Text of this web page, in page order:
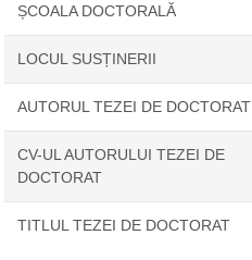
ȘCOALA DOCTORALĂ
LOCUL SUSȚINERII
AUTORUL TEZEI DE DOCTORAT
CV-UL AUTORULUI TEZEI DE
DOCTORAT
TITLUL TEZEI DE DOCTORAT